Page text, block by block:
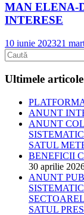
MAN ELENA-
INTERESE
10 iunie 202321
Ultimele articole
ANUNT
ANUNT
SATUL
BENEFICII
30 aprilie
ANUNT
SATUL